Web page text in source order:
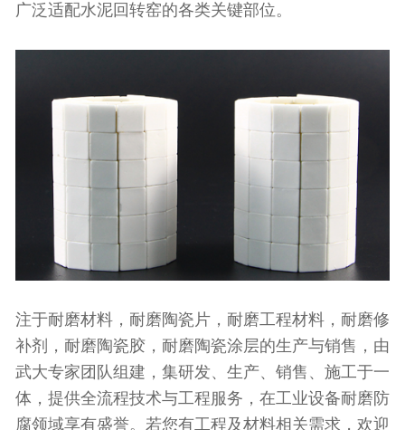
广泛适配水泥回转窑的各类关键部位。
注于耐磨材料，耐磨陶瓷片，耐磨工程材料，耐磨修
补剂，耐磨陶瓷胶，耐磨陶瓷涂层的生产与销售，由
武大专家团队组建，集研发、生产、销售、施工于一
体，提供全流程技术与工程服务，在工业设备耐磨防
腐领域享有盛誉。若您有工程及材料相关需求，欢迎